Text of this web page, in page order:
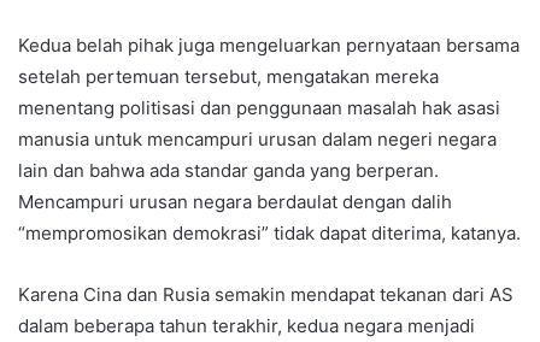
Kedua belah pihak juga mengeluarkan pernyataan bersama
setelah pertemuan tersebut, mengatakan mereka
menentang politisasi dan penggunaan masalah hak asasi
manusia untuk mencampuri urusan dalam negeri negara
lain dan bahwa ada standar ganda yang berperan.
Mencampuri urusan negara berdaulat dengan dalih
“mempromosikan demokrasi” tidak dapat diterima, katanya.
Karena Cina dan Rusia semakin mendapat tekanan dari AS
dalam beberapa tahun terakhir, kedua negara menjadi